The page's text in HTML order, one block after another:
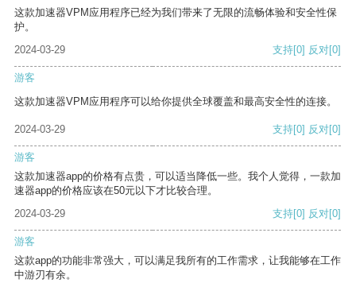
这款加速器VPM应用程序已经为我们带来了无限的流畅体验和安全性保
护。
2024-03-29
支持[0] 反对[0]
游客
这款加速器VPM应用程序可以给你提供全球覆盖和最高安全性的连接。
2024-03-29 支持[0] 反对[0]
游客
这款加速器app的价格有点贵，可以适当降低一些。我个人觉得，一款加
速器app的价格应该在50元以下才比较合理。
2024-03-29
支持[0] 反对[0]
游客
这款app的功能非常强大，可以满足我所有的工作需求，让我能够在工作
中游刃有余。